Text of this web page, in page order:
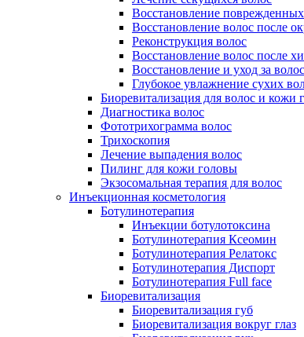
Восстановление
Восстановление волос после
Реконструкция волос
Восстановление волос после
Восстановление и уход за
Глубокое увлажнение сухих
Биоревитализация для волос и кожи
Диагностика волос
Фототрихограмма волос
Трихоскопия
Лечение выпадения волос
Пилинг для кожи головы
Экзосомальная терапия для волос
Инъекционная косметология
Ботулинотерапия
Инъекции ботулотоксина
Ботулинотерапия Ксеомин
Ботулинотерапия Релатокс
Ботулинотерапия Диспорт
Ботулинотерапия Full face
Биоревитализация
Биоревитализация губ
Биоревитализация вокруг глаз